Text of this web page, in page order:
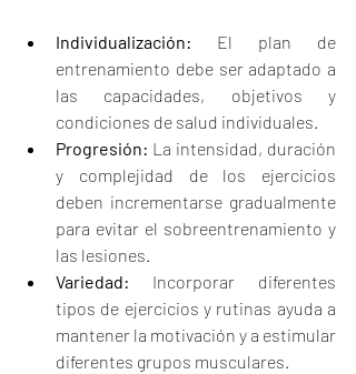
Individualización: El plan de
entrenamiento debe ser adaptado a
las capacidades, objetivos y
condiciones de salud individuales.
Progresión: La intensidad, duración
y complejidad de los ejercicios
deben incrementarse gradualmente
para evitar el sobreentrenamiento y
las lesiones.
Variedad: Incorporar diferentes
tipos de ejercicios y rutinas ayuda a
mantener la motivación y a estimular
diferentes grupos musculares.